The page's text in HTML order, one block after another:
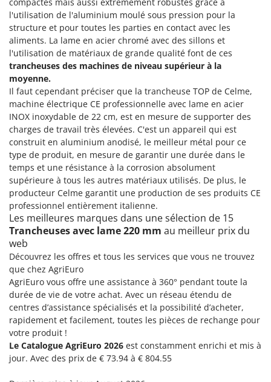
l'utilisation de l'aluminium moulé sous pression pour la
structure et pour toutes les parties en contact avec les
aliments. La lame en acier chromé avec des sillons et
l'utilisation de matériaux de grande qualité font de ces
trancheuses des machines de niveau supérieur à la
moyenne.
Il faut cependant préciser que la trancheuse TOP de Celme,
machine électrique CE professionnelle avec lame en acier
INOX inoxydable de 22 cm, est en mesure de supporter des
charges de travail très élevées. C'est un appareil qui est
construit en aluminium anodisé, le meilleur métal pour ce
type de produit, en mesure de garantir une durée dans le
temps et une résistance à la corrosion absolument
supérieure à tous les autres matériaux utilisés. De plus, le
producteur Celme garantit une production de ses produits CE
professionnel entièrement italienne.
Les meilleures marques dans une sélection de 15
Trancheuses avec lame 220 mm au meilleur prix du
web
Découvrez les offres et tous les services que vous ne trouvez
que chez AgriEuro
AgriEuro vous offre une assistance à 360° pendant toute la
durée de vie de votre achat. Avec un réseau étendu de
centres d’assistance spécialisés et la possibilité d’acheter,
rapidement et facilement, toutes les pièces de rechange pour
votre produit !
Le Catalogue AgriEuro 2026 est constamment enrichi et mis à
jour. Avec des prix de € 73.94 à € 804.55